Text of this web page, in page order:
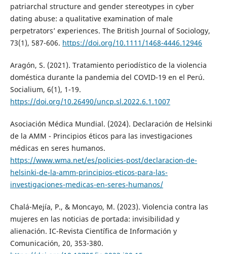
patriarchal structure and gender stereotypes in cyber
dating abuse: a qualitative examination of male
perpetrators’ experiences. The British Journal of Sociology,
73(1), 587-606. https://doi.org/10.1111/1468-4446.12946
Aragón, S. (2021). Tratamiento periodístico de la violencia
doméstica durante la pandemia del COVID-19 en el Perú.
Socialium, 6(1), 1-19.
https://doi.org/10.26490/uncp.sl.2022.6.1.1007
Asociación Médica Mundial. (2024). Declaración de Helsinki
de la AMM - Principios éticos para las investigaciones
médicas en seres humanos.
https://www.wma.net/es/policies-post/declaracion-de-
helsinki-de-la-amm-principios-eticos-para-las-
investigaciones-medicas-en-seres-humanos/
Chalá-Mejía, P., & Moncayo, M. (2023). Violencia contra las
mujeres en las noticias de portada: invisibilidad y
alienación. IC-Revista Científica de Información y
Comunicación, 20, 353-380.